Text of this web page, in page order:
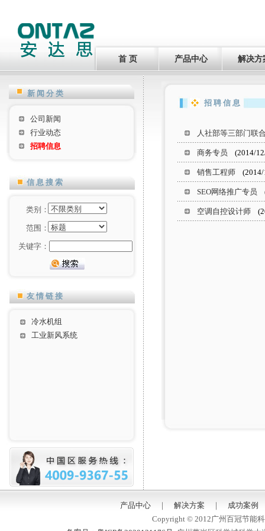
首 页 产品中心 解决方
新闻分类
公司新闻
行业动态
招聘信息
信息搜索
类别：
范围：
关键字：
友情链接
冷水机组
工业新风系统
招聘信息
人社部等三部门联
商务专员 (2014/
销售工程师 (2014/
SEO网络推广专员
空调自控设计师
产品中心 ｜ 解决方案 ｜ 成功案例
Copyright © 2012广州百冠节能